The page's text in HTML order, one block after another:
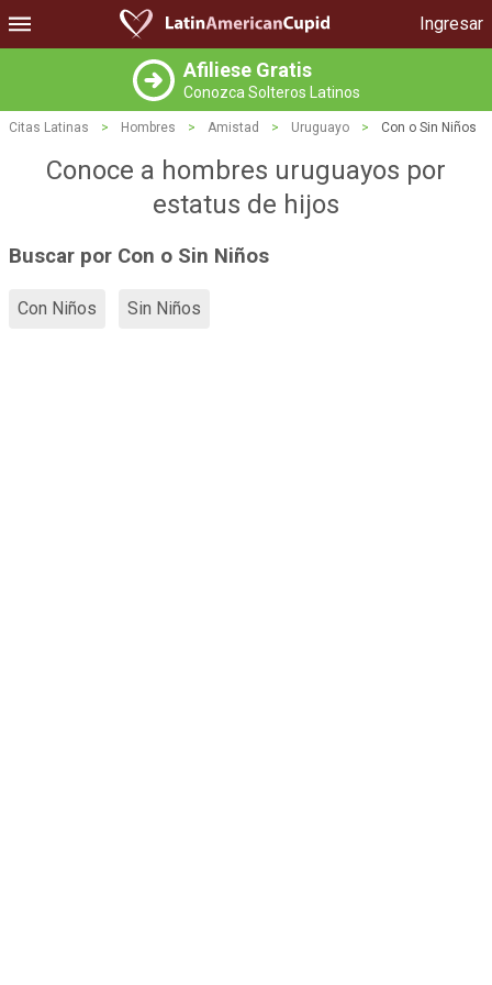
Ingresar
Afiliese Gratis
Conozca Solteros Latinos
Citas Latinas > Hombres > Amistad > Uruguayo > Con o Sin Niños
Conoce a hombres uruguayos por
estatus de hijos
Buscar por Con o Sin Niños
Con Niños Sin Niños